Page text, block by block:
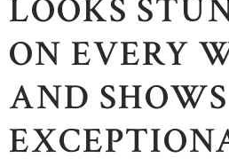
LOOKS
ON EVERY
AND